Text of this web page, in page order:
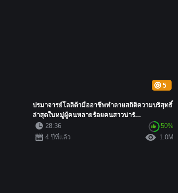
5
ปรมาจารย์โลลิต้ามืออาชีพทำลายสถิติความบริสุทธิ์
ล่าสุดในหมู่ผู้คนหลายร้อยคนสาวน่ารั...
28:36
50%
4 ปีที่แล้ว
1.0M